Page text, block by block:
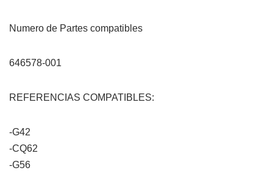
Numero de Partes compatibles
646578-001
REFERENCIAS COMPATIBLES:
-G42
-CQ62
-G56